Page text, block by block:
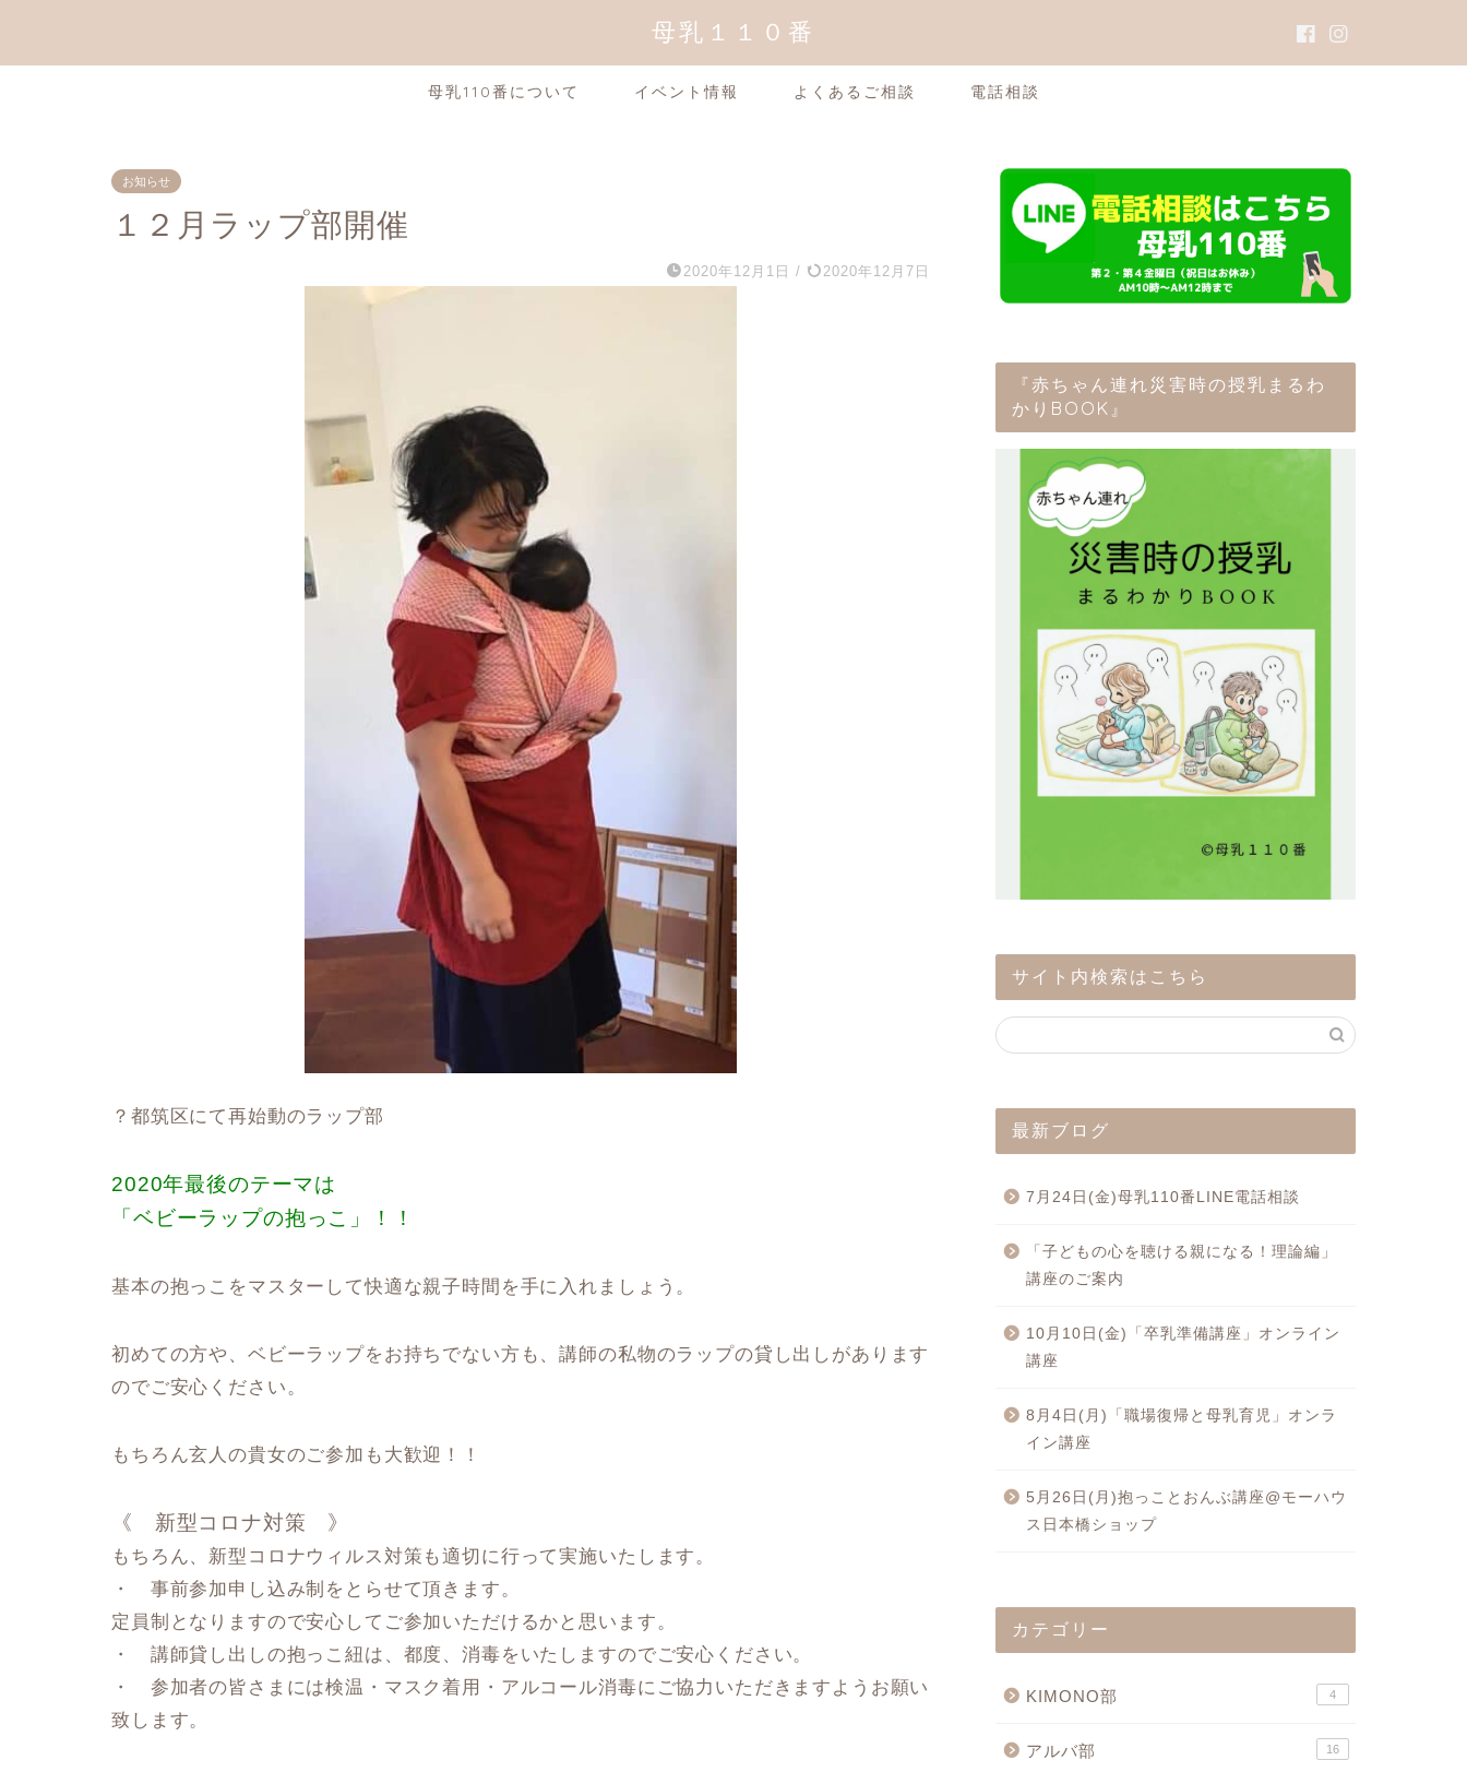
母乳１１０番
母乳110番について イベント情報 よくあるご相談 電話相談
お知らせ
１２月ラップ部開催
2020年12月1日 / 2020年12月7日
？都筑区にて再始動のラップ部
2020年最後のテーマは
「ベビーラップの抱っこ」！！
基本の抱っこをマスターして快適な親子時間を手に入れましょう。
初めての方や、ベビーラップをお持ちでない方も、講師の私物のラップの貸し出しがあります
のでご安心ください。
もちろん玄人の貴女のご参加も大歓迎！！
《 新型コロナ対策 》
もちろん、新型コロナウィルス対策も適切に行って実施いたします。
・ 事前参加申し込み制をとらせて頂きます。
定員制となりますので安心してご参加いただけるかと思います。
・ 講師貸し出しの抱っこ紐は、都度、消毒をいたしますのでご安心ください。
・ 参加者の皆さまには検温・マスク着用・アルコール消毒にご協力いただきますようお願い
致します。
『赤ちゃん連れ災害時の授乳まるわ
かりBOOK』
サイト内検索はこちら
最新ブログ
7月24日(金)母乳110番LINE電話相談
「子どもの心を聴ける親になる！理論編」
講座のご案内
10月10日(金)「卒乳準備講座」オンライン
講座
8月4日(月)「職場復帰と母乳育児」オンラ
イン講座
5月26日(月)抱っことおんぶ講座@モーハウ
ス日本橋ショップ
カテゴリー
KIMONO部 4
アルバ部 16